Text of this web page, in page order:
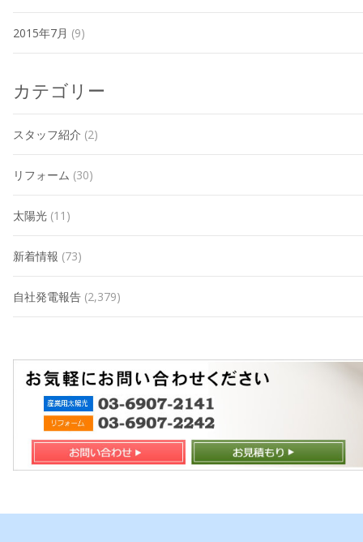
2015年7月 (9)
カテゴリー
スタッフ紹介 (2)
リフォーム (30)
太陽光 (11)
新着情報 (73)
自社発電報告 (2,379)